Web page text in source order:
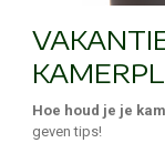
Hoe houd je je
geven tips!